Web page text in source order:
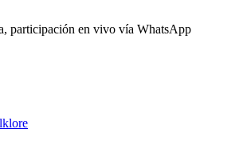
participación en vivo vía WhatsApp